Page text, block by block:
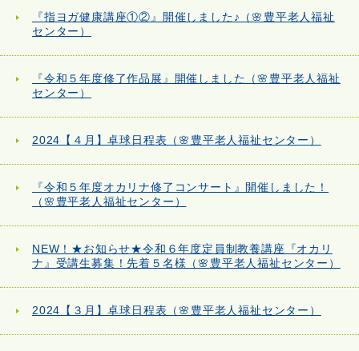
『指ヨガ健康講座①②』開催しました♪（🌸豊平老人福祉
センター）
『令和５年度修了作品展』開催しました（🌸豊平老人福祉
センター）
2024【４月】卓球日程表（🌸豊平老人福祉センター）
『令和５年度オカリナ修了コンサート』開催しました！
（🌸豊平老人福祉センター）
NEW！★お知らせ★令和６年度定員制教養講座『オカリ
ナ』受講生募集！先着５名様（🌸豊平老人福祉センター）
2024【３月】卓球日程表（🌸豊平老人福祉センター）